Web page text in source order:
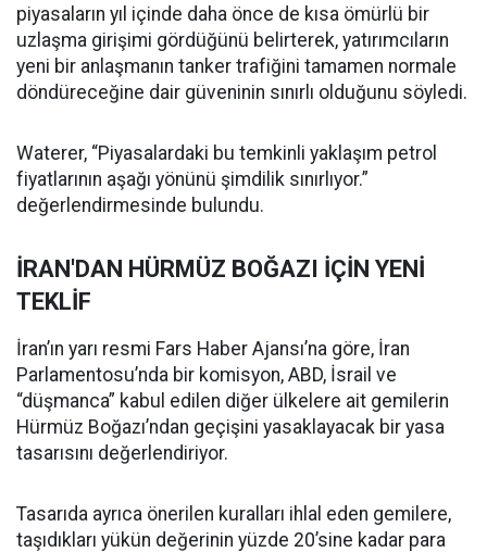
piyasaların yıl içinde daha önce de kısa ömürlü bir
uzlaşma girişimi gördüğünü belirterek, yatırımcıların
yeni bir anlaşmanın tanker trafiğini tamamen normale
döndüreceğine dair güveninin sınırlı olduğunu söyledi.
Waterer, “Piyasalardaki bu temkinli yaklaşım petrol
fiyatlarının aşağı yönünü şimdilik sınırlıyor.”
değerlendirmesinde bulundu.
İRAN'DAN HÜRMÜZ BOĞAZI İÇİN YENİ
TEKLİF
İran’ın yarı resmi Fars Haber Ajansı’na göre, İran
Parlamentosu’nda bir komisyon, ABD, İsrail ve
“düşmanca” kabul edilen diğer ülkelere ait gemilerin
Hürmüz Boğazı’ndan geçişini yasaklayacak bir yasa
tasarısını değerlendiriyor.
Tasarıda ayrıca önerilen kuralları ihlal eden gemilere,
taşıdıkları yükün değerinin yüzde 20’sine kadar para